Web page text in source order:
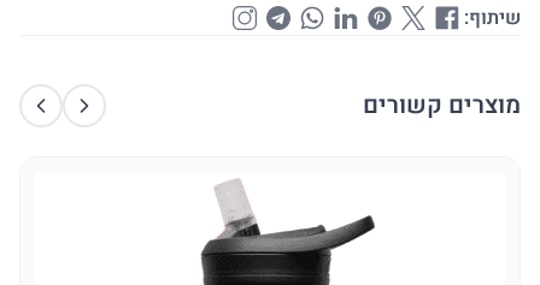
שיתוף:
מוצרים קשורים